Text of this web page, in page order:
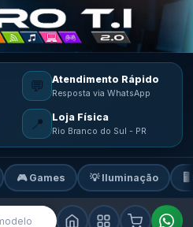
💬 Atendimento Rápido
Resposta via WhatsApp
📍 Loja Física
Rio Branco do Sul - PR
🎮 Games 💡 Iluminação 🖥️